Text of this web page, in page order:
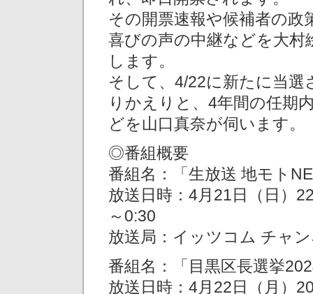
その開票速報や候補者の政
喜びの声の中継などを大
します。
そして、4/22に新たに当選
りかえりと、4年間の任期
どを山口真奈が伺います。
◎番組概要
番組名：「生放送 地モト
放送日時：4月21日（日）
～0:30
放送局：イッツコム チャ
番組名：「目黒区長選挙
放送日時：4月22日（月）